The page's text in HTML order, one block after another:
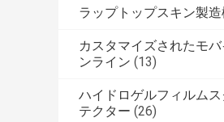
ラップトップスキン製
カスタマイズされたモ
ンライン (13)
ハイドロゲルフィルム
テクター (26)